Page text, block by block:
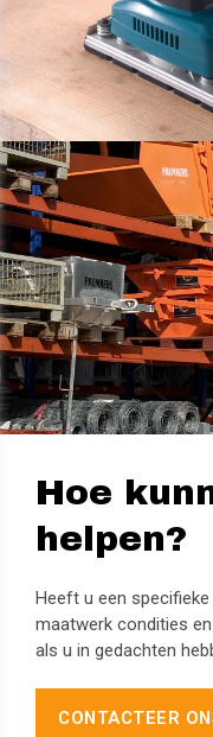
Hoe
helpen?
Heeft u een
maatwerk condities
als u in gedachten
CONTACTEER